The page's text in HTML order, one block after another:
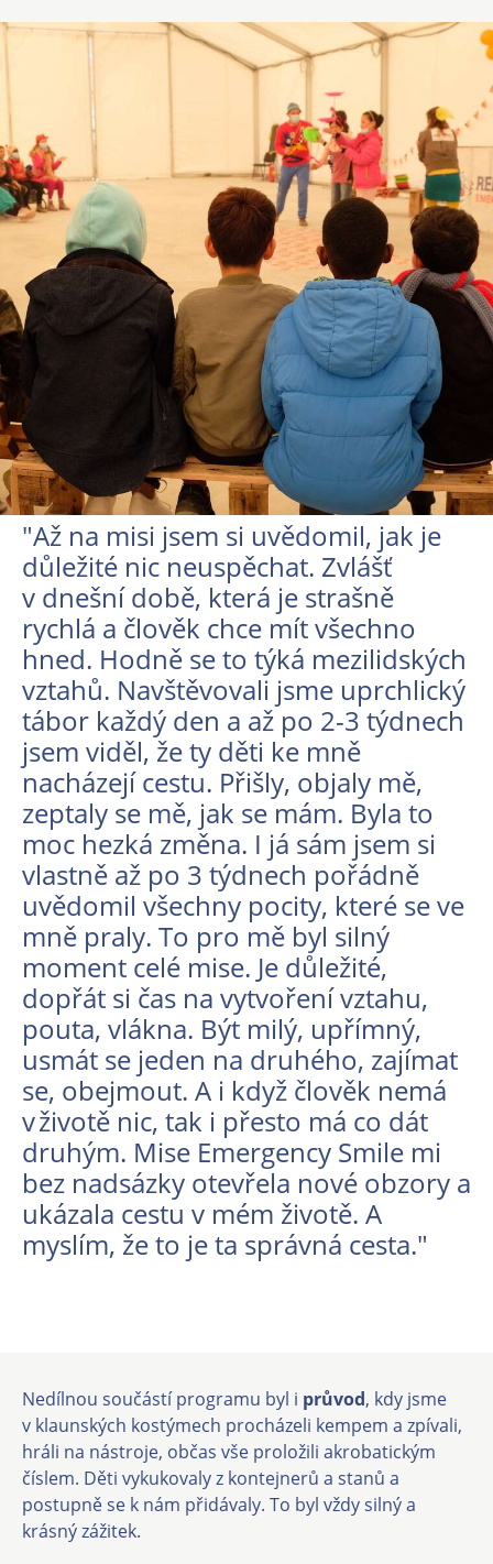
"Až na misi jsem si uvědomil, jak je
důležité nic neuspěchat. Zvlášť
v dnešní době, která je strašně
rychlá a člověk chce mít všechno
hned. Hodně se to týká mezilidských
vztahů. Navštěvovali jsme uprchlický
tábor každý den a až po 2-3 týdnech
jsem viděl, že ty děti ke mně
nacházejí cestu. Přišly, objaly mě,
zeptaly se mě, jak se mám. Byla to
moc hezká změna. I já sám jsem si
vlastně až po 3 týdnech pořádně
uvědomil všechny pocity, které se ve
mně praly. To pro mě byl silný
moment celé mise. Je důležité,
dopřát si čas na vytvoření vztahu,
pouta, vlákna. Být milý, upřímný,
usmát se jeden na druhého, zajímat
se, obejmout. A i když člověk nemá
v životě nic, tak i přesto má co dát
druhým. Mise Emergency Smile mi
bez nadsázky otevřela nové obzory a
ukázala cestu v mém životě. A
myslím, že to je ta správná cesta."
Nedílnou součástí programu byl i průvod, kdy jsme
v klaunských kostýmech procházeli kempem a zpívali,
hráli na nástroje, občas vše proložili akrobatickým
číslem. Děti vykukovaly z kontejnerů a stanů a
postupně se k nám přidávaly. To byl vždy silný a
krásný zážitek.